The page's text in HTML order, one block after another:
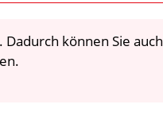
können Sie auch